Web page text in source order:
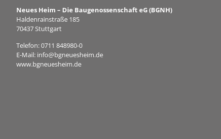
Neues Heim – Die Baugenossenschaft eG (BGNH)
Haldenrainstraße 185
70437 Stuttgart
Telefon:0711 848980-0
E-Mail: info@bgneuesheim.de
www.bgneuesheim.de